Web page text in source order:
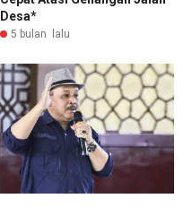
Desa*
5 bulan lalu